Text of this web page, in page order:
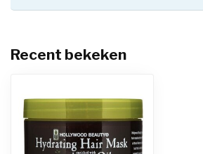
Recent bekeken